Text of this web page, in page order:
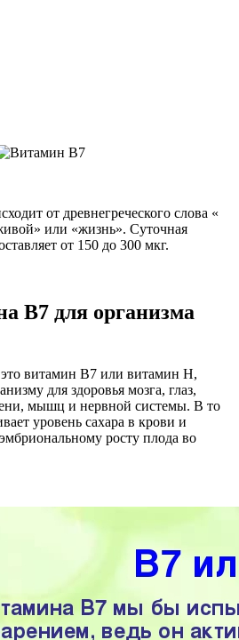
от древнегреческого слова «
или «жизнь». Суточная
от 150 до 300 мкг.
B7 для организма
витамин В7 или витамин Н,
для здоровья мозга, глаз,
мышц и нервной системы. В то
уровень сахара в крови и
росту плода во